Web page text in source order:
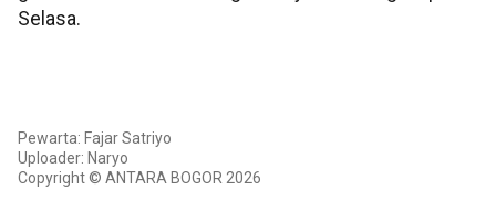
Selasa.
Pewarta: Fajar Satriyo
Uploader: Naryo
Copyright © ANTARA BOGOR 2026